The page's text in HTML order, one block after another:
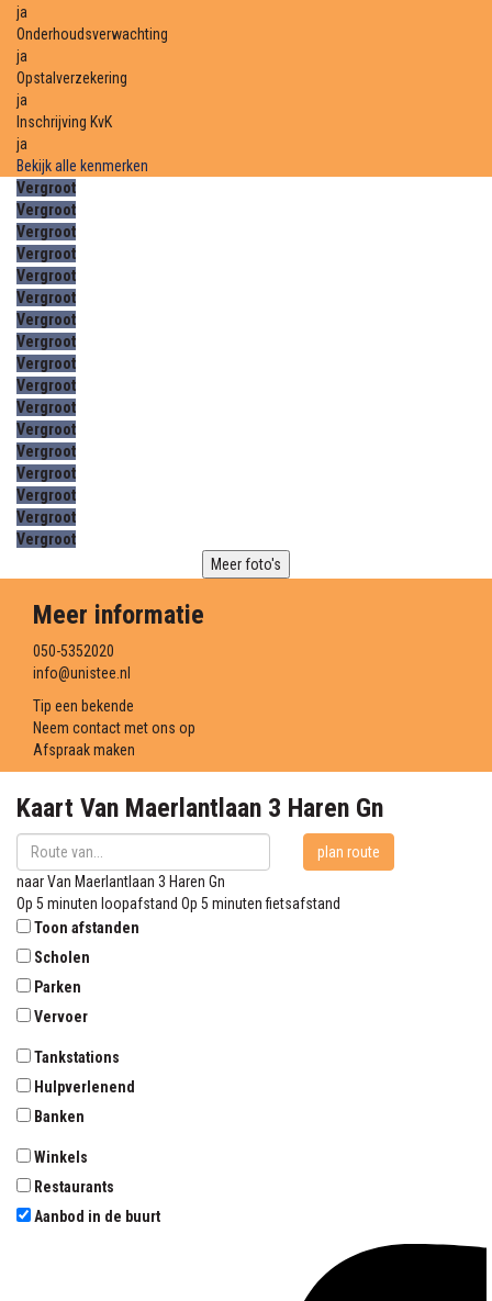
ja
Onderhoudsverwachting
ja
Opstalverzekering
ja
Inschrijving KvK
ja
Bekijk alle kenmerken
Vergroot
Vergroot
Vergroot
Vergroot
Vergroot
Vergroot
Vergroot
Vergroot
Vergroot
Vergroot
Vergroot
Vergroot
Vergroot
Vergroot
Vergroot
Vergroot
Vergroot
Meer foto's
Meer informatie
050-5352020
info@unistee.nl
Tip een bekende
Neem contact met ons op
Afspraak maken
Kaart Van Maerlantlaan 3 Haren Gn
plan route
naarVan Maerlantlaan 3 Haren Gn
Op 5 minuten loopafstand Op 5 minuten fietsafstand
Toon afstanden
Scholen
Parken
Vervoer
Tankstations
Hulpverlenend
Banken
Winkels
Restaurants
Aanbod in de buurt